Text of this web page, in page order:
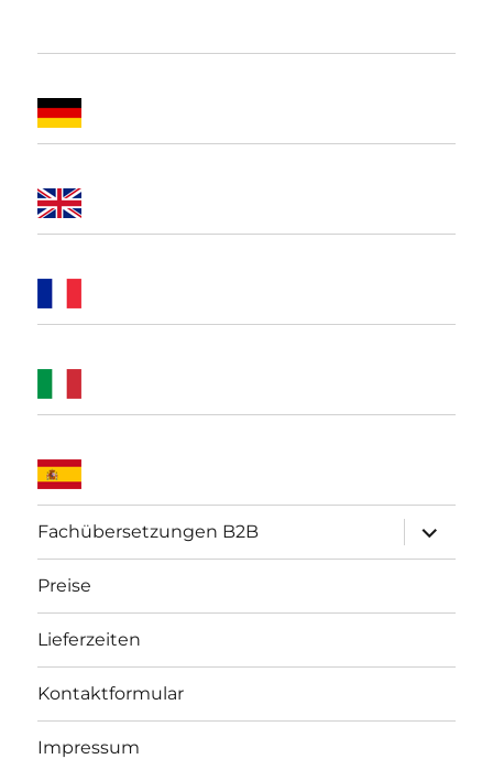
Fachübersetzungen B2B
öffnen
Preise
Lieferzeiten
Kontaktformular
Impressum